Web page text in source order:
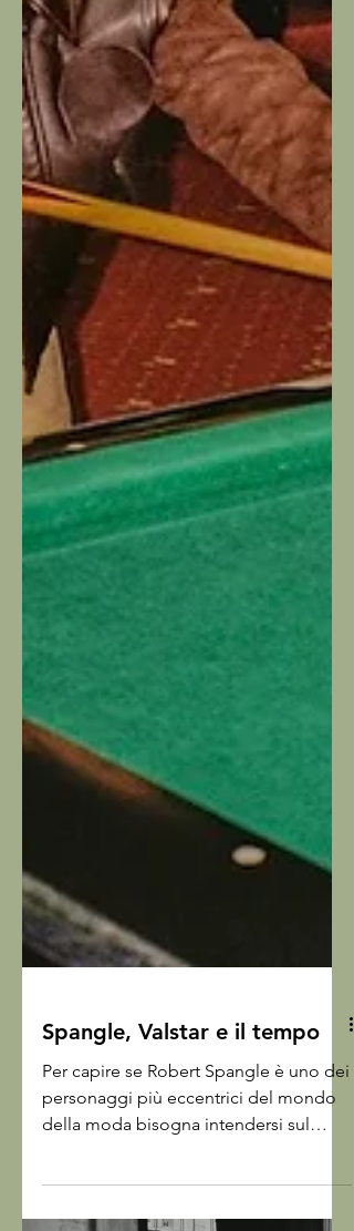
Per capire se Robert Spangle è uno dei
personaggi più eccentrici del mondo